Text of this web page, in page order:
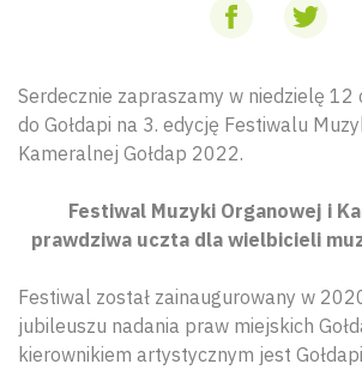
Serdecznie zapraszamy w niedzielę 12
do Gołdapi na 3. edycję Festiwalu
Kameralnej Gołdap 2022.
Festiwal Muzyki Organowej i
prawdziwa uczta dla wielbicieli
Festiwal został zainaugurowany w
jubileuszu nadania praw miejskich
kierownikiem artystycznym jest